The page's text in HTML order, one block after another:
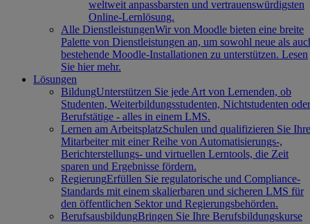
weltweit anpassbarsten und vertrauenswürdigsten
Online-Lernlösung.
Alle DienstleistungenWir von Moodle bieten eine breite
Palette von Dienstleistungen an, um sowohl neue als
bestehende Moodle-Installationen zu unterstützen. Lesen
Sie hier mehr.
Lösungen
BildungUnterstützen Sie jede Art von Lernenden, ob
Studenten, Weiterbildungsstudenten, Nichtstudenten oder
Berufstätige - alles in einem LMS.
Lernen am ArbeitsplatzSchulen und qualifizieren Sie Ihre
Mitarbeiter mit einer Reihe von Automatisierungs-,
Berichterstellungs- und virtuellen Lerntools, die Zeit
sparen und Ergebnisse fördern.
RegierungErfüllen Sie regulatorische und Compliance-
Standards mit einem skalierbaren und sicheren LMS für
den öffentlichen Sektor und Regierungsbehörden.
BerufsausbildungBringen Sie Ihre Berufsbildungskurse